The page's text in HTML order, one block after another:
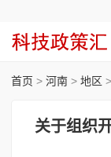
首页 > 河南 > 地区 >
关于组织